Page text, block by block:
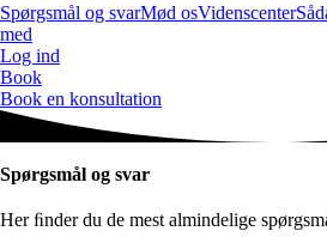
Spørgsmål og svarMød osVidenscenter
med
Log ind
Book
Book en konsultation
Spørgsmål og svar
Her ﬁnder du de mest almindelige